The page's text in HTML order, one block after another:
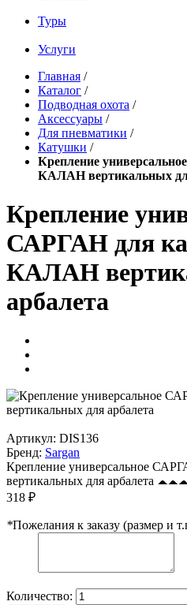
Туры
Услуги
Главная /
Каталог /
Подводная охота /
Аксессуары /
Для пневматики /
Катушки /
Крепление
КАЛАН вертикальных
Крепление
САРГАН для
КАЛАН
арбалета
Артикул: DIS136
Бренд: Sargan
Крепление универсальное
вертикальных для арбалета
318 ₽
*Пожелания к заказу (размер и
Количество: